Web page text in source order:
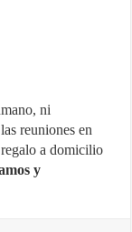
ni
reuniones en
a domicilio
y